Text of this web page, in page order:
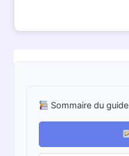
Sommaire du guide